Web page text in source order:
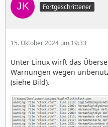
Fortgeschrittener
15. Oktober 2024 um 19:33
Unter Linux wirft das
Warnungen wegen
(siehe Bild).